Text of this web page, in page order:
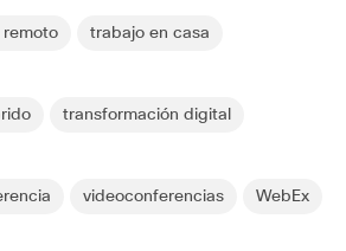
trabajo en casa
transformación digital
videoconferencias WebEx